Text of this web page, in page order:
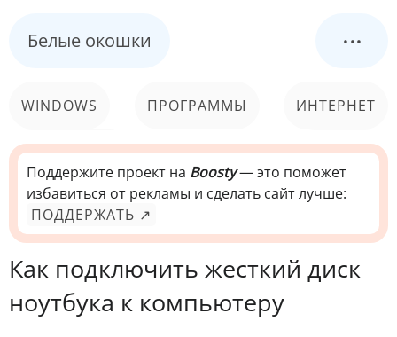
Белые окошки ...
WINDOWS ПРОГРАММЫ ИНТЕРНЕТ
КОМПЬЮТЕР
СИСТЕМА
Поддержите проект на Boosty— это поможет
избавиться от рекламы и сделать сайт лучше:
ПОДДЕРЖАТЬ ↗
Как подключить жесткий диск
ноутбука к компьютеру